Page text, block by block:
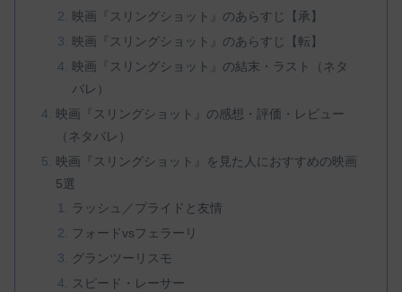
映画『スリングショット』のあらすじ【承】
映画『スリングショット』のあらすじ【転】
映画『スリングショット』の結末・ラスト（ネタ
バレ）
映画『スリングショット』の感想・評価・レビュー
（ネタバレ）
映画『スリングショット』を見た人におすすめの映画
5選
ラッシュ／プライドと友情
フォードvsフェラーリ
グランツーリスモ
スピード・レーサー